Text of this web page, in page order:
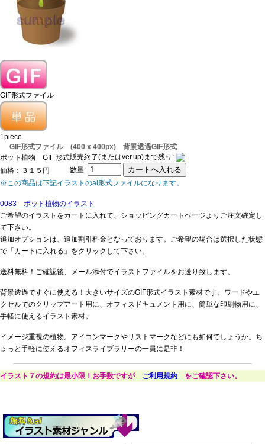
GIF形式ファイル
1piece
GIF形式ファイル (400 x 400px) 背景透過GIF形式
ポット植物 GIF 形式販売終了(またはver.up)まで残り:
数量:
価格：３１５円
※この商品は下記イラストのai形式ファイルになります。
0083 ポット植物のイラスト
ご希望のイラストをカートに入れて、ショッピングカートページよりご注文確定し
て下さい。
追加オプションは、追加割引料金となっております。ご希望の場合は選択した状態
で「カートに入れる」をクリックして下さい。
送料無料！ご確認後、メール添付でイラストファイルをお送り致します。
背景透過ですぐに使える！大きいサイズのGIF形式イラスト素材です。ワードやエ
クセルでのクリップアート用に、オフィスドキュメント用に、簡単な印刷物用に、
手軽に使えるイラスト素材。
イメージ重視の植物。アイコンマークやリストマークなどにも如何でしょうか。ち
ょっと手軽に使えるオフィスライブラリーの一員に是非！
イラスト７の規約は最小限！お手数ですがご利用規約 をご確認下さい。